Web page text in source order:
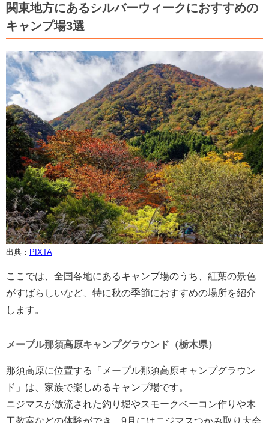
関東地方にあるシルバーウィークにおすすめの
キャンプ場3選
出典： PIXTA
ここでは、全国各地にあるキャンプ場のうち、紅葉の景色
がすばらしいなど、特に秋の季節におすすめの場所を紹介
します。
メープル那須高原キャンプグラウンド（栃木県）
那須高原に位置する「メープル那須高原キャンプグラウン
ド」は、家族で楽しめるキャンプ場です。
ニジマスが放流された釣り堀やスモークベーコン作りや木